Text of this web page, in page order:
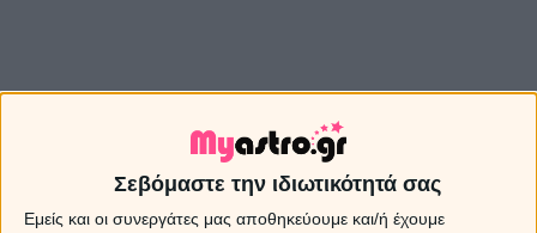
Σεβόμαστε την ιδιωτικότητά σας
Εμείς και οι συνεργάτες μας αποθηκεύουμε και/ή έχουμε